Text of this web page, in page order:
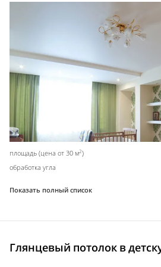
площадь (цена от 30 м2)
обработка угла
Показать полный список
Глянцевый потолок в